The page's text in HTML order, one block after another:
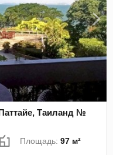
Таиланд №
Площадь:97 м²